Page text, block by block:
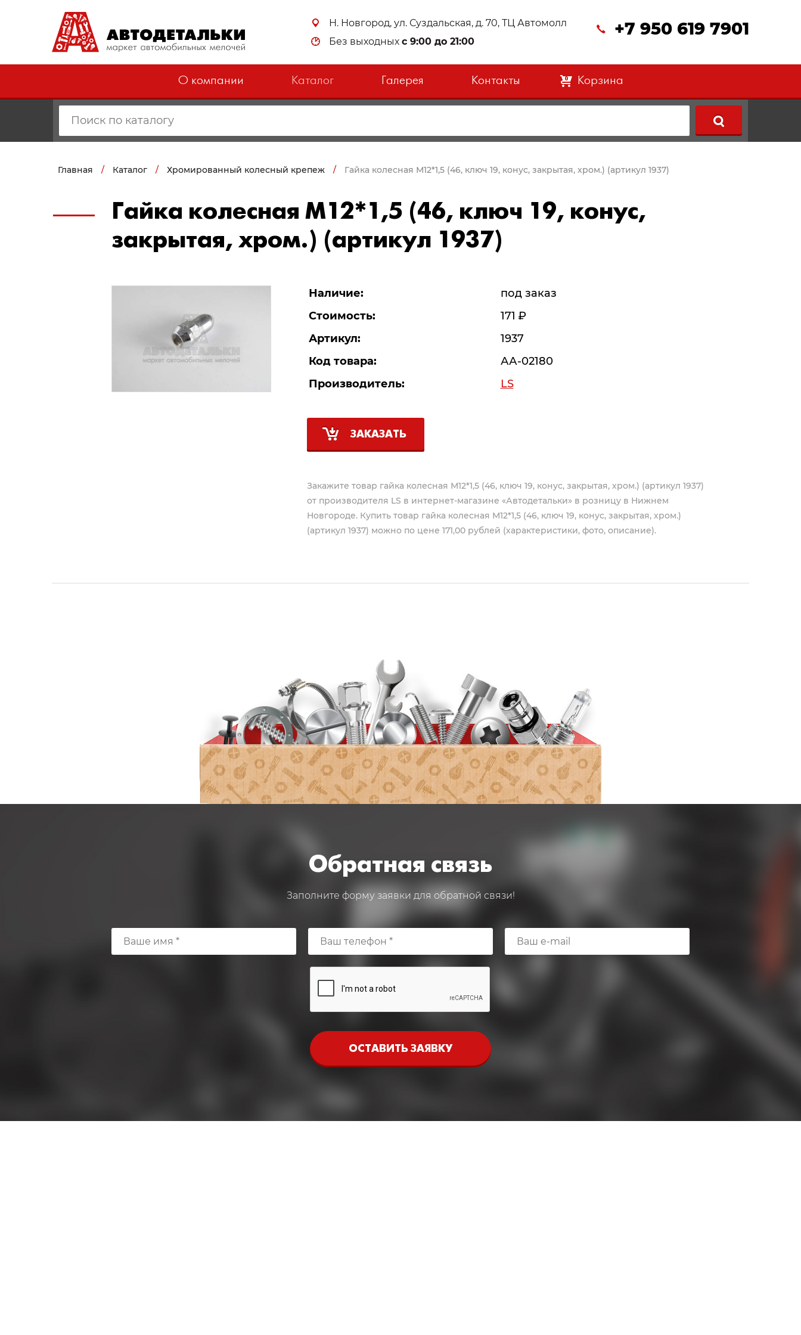
Н. Новгород, ул. Суздальская, д. 70, ТЦ Автомолл
Без выходных с 9:00 до 21:00
+7 950 619 7901
О компании Каталог Галерея Контакты 0 Корзина
Главная / Каталог / Хромированный колесный крепеж / Гайка колесная М12*1,5 (46, ключ 19, конус, закрытая, хром.) (артикул 1937)
Гайка колесная М12*1,5 (46, ключ 19, конус,
закрытая, хром.) (артикул 1937)
Наличие:
под заказ
Стоимость:
171 Р
Артикул:
1937
Код товара:
АА-02180
Производитель:
LS
ЗАКАЗАТЬ
Закажите товар гайка колесная М12*1,5 (46, ключ 19, конус, закрытая, хром.) (артикул 1937)
от производителя LS в интернет-магазине «Автодетальки» в розницу в Нижнем
Новгороде. Купить товар гайка колесная М12*1,5 (46, ключ 19, конус, закрытая, хром.)
(артикул 1937) можно по цене 171,00 рублей (характеристики, фото, описание).
Обратная связь
Заполните форму заявки для обратной связи!
ОСТАВИТЬ ЗАЯВКУ